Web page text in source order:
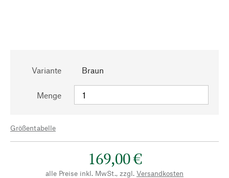
Variante Braun
Menge
Größentabelle
169,00 €
alle Preise inkl. MwSt., zzgl. Versandkosten